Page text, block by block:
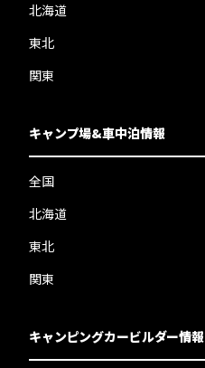
北海道
東北
関東
キャンプ場&車中泊情報
全国
北海道
東北
関東
キャンピングカービルダー情報